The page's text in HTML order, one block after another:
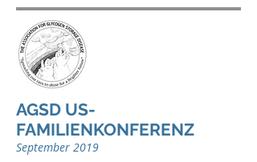
AGSD US-
FAMILIENKONFERENZ
September 2019